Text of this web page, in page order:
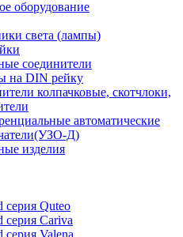
оборудование
света (лампы)
соединители
на DIN рейку
колпачковые, скотчлоки,
автоматические
Д)
изделия
серия Quteo
серия Cariva
серия Valena